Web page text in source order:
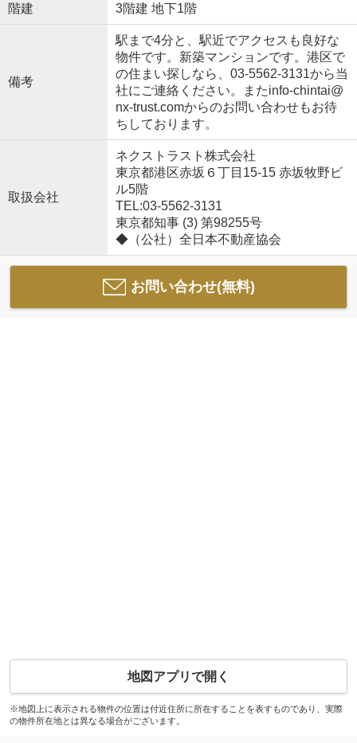
階建 3階建 地下1階
備考
駅まで4分と、駅近でアクセスも良好な
物件です。新築マンションです。港区で
の住まい探しなら、03-5562-3131から当
社にご連絡ください。またinfo-chintai@
nx-trust.comからのお問い合わせもお待
ちしております。
取扱会社
ネクストラスト株式会社
東京都港区赤坂６丁目15-15 赤坂牧野ビ
ル5階
TEL:03-5562-3131
東京都知事 (3) 第98255号
◆（公社）全日本不動産協会
お問い合わせ(無料)
地図アプリで開く
※地図上に表示される物件の位置は付近住所に所在することを表すものであり、実際
の物件所在地とは異なる場合がございます。